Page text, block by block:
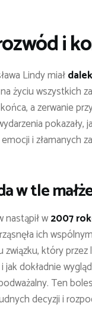
i
Lindy miał
życiu wszystkich
a zerwanie
i złamanych
w tle
nastąpił w2007
ich
który przez
dokładnie
Ten
decyzji i